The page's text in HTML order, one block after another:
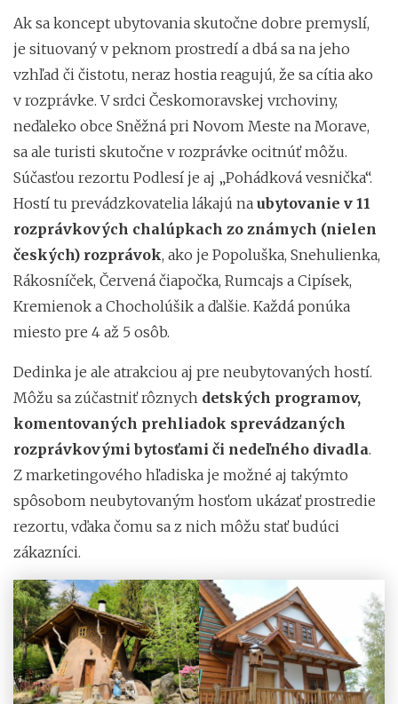
Ak sa koncept ubytovania skutočne dobre premyslí,
je situovaný v peknom prostredí a dbá sa na jeho
vzhľad či čistotu, neraz hostia reagujú, že sa cítia ako
v rozprávke. V srdci Českomoravskej vrchoviny,
neďaleko obce Sněžná pri Novom Meste na Morave,
sa ale turisti skutočne v rozprávke ocitnúť môžu.
Súčasťou rezortu Podlesí je aj „Pohádková vesnička“.
Hostí tu prevádzkovatelia lákajú na ubytovanie v 11
rozprávkových chalúpkach zo známych (nielen
českých) rozprávok, ako je Popoluška, Snehulienka,
Rákosníček, Červená čiapočka, Rumcajs a Cipísek,
Kremienok a Chocholúšik a ďalšie. Každá ponúka
miesto pre 4 až 5 osôb.
Dedinka je ale atrakciou aj pre neubytovaných hostí.
Môžu sa zúčastniť rôznych detských programov,
komentovaných prehliadok sprevádzaných
rozprávkovými bytosťami či nedeľného divadla.
Z marketingového hľadiska je možné aj takýmto
spôsobom neubytovaným hosťom ukázať prostredie
rezortu, vďaka čomu sa z nich môžu stať budúci
zákazníci.